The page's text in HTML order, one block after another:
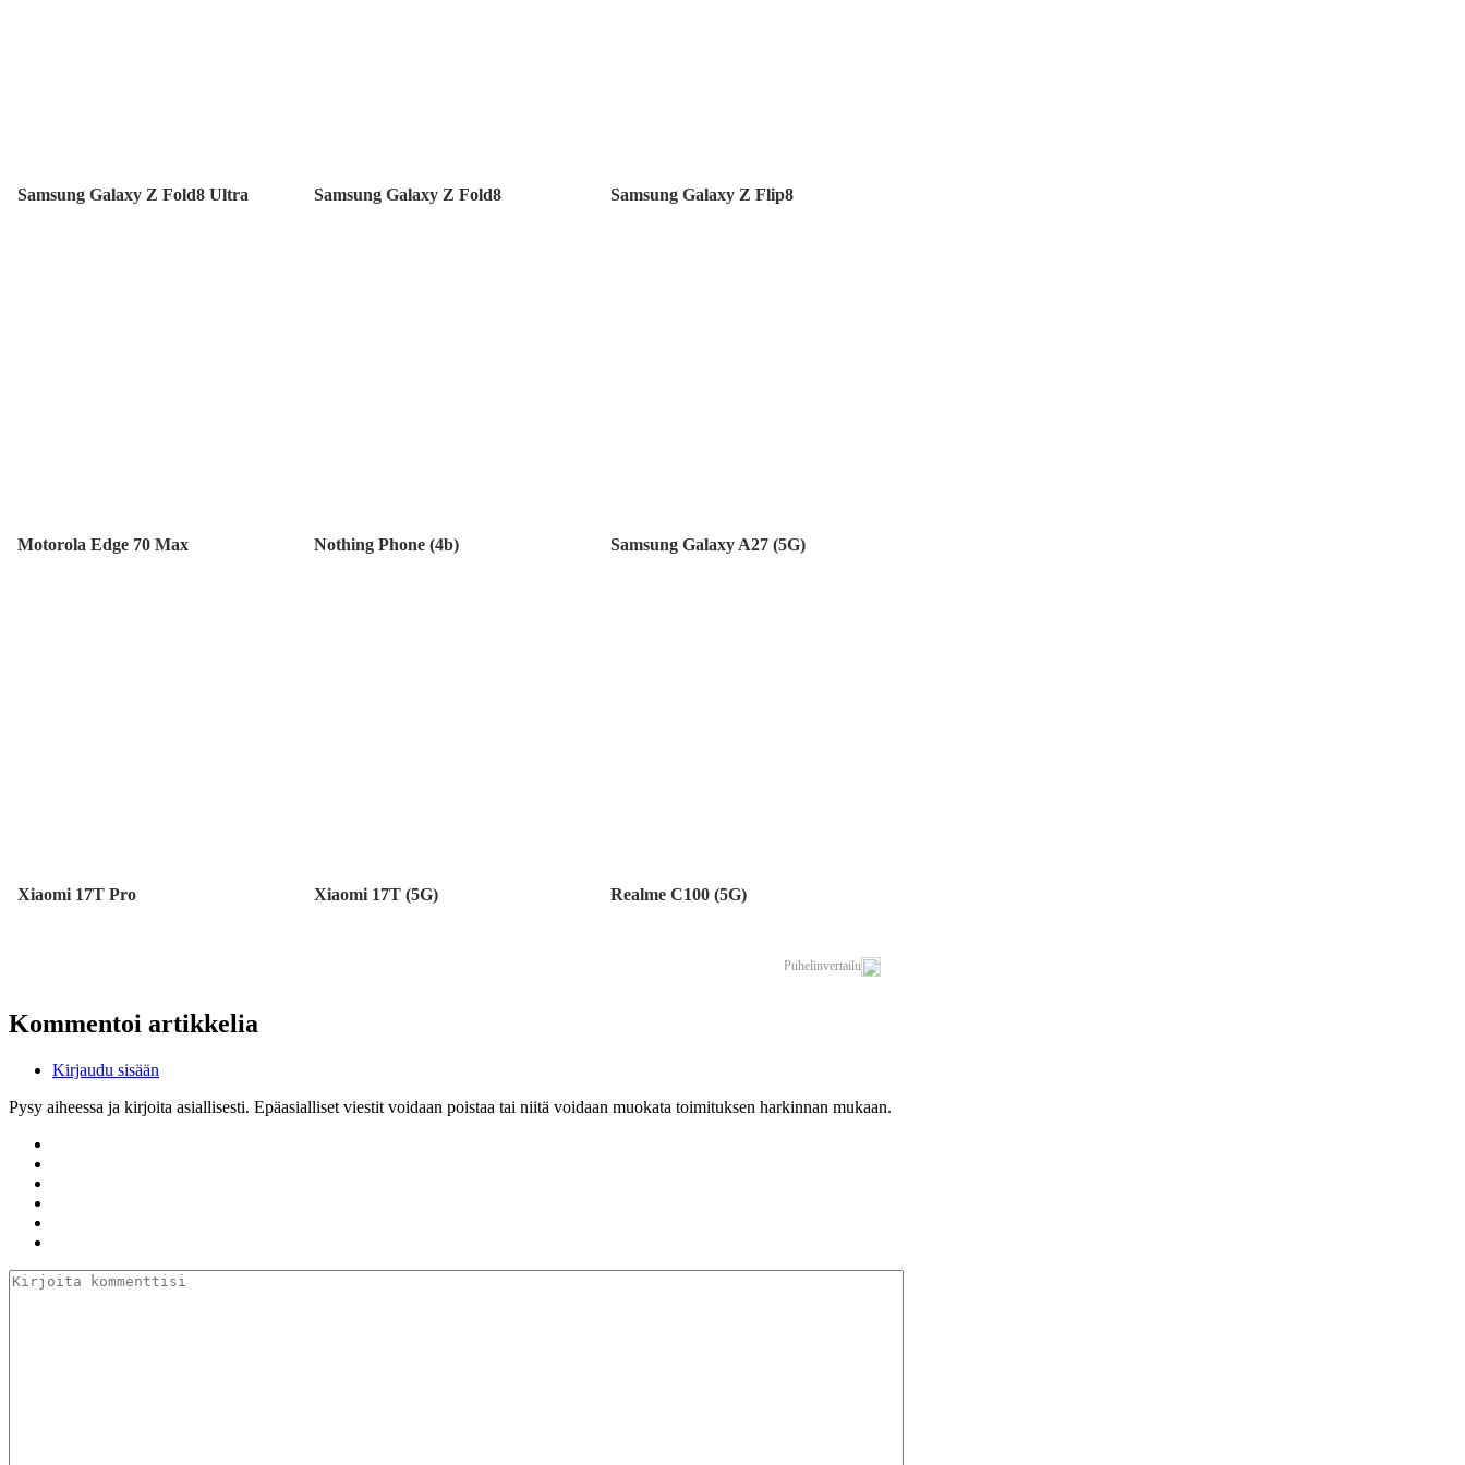
Samsung Galaxy Z Fold8 Ultra Samsung Galaxy Z Fold8 Samsung Galaxy Z Flip8
Motorola Edge 70 Max Nothing Phone (4b) Samsung Galaxy A27 (5G)
Xiaomi 17T Pro Xiaomi 17T (5G) Realme C100 (5G)
Puhelinvertailu
Kommentoi artikkelia
Kirjaudu sisään
Pysy aiheessa ja kirjoita asiallisesti. Epäasialliset viestit voidaan poistaa tai niitä voidaan muokata toimituksen harkinnan mukaan.